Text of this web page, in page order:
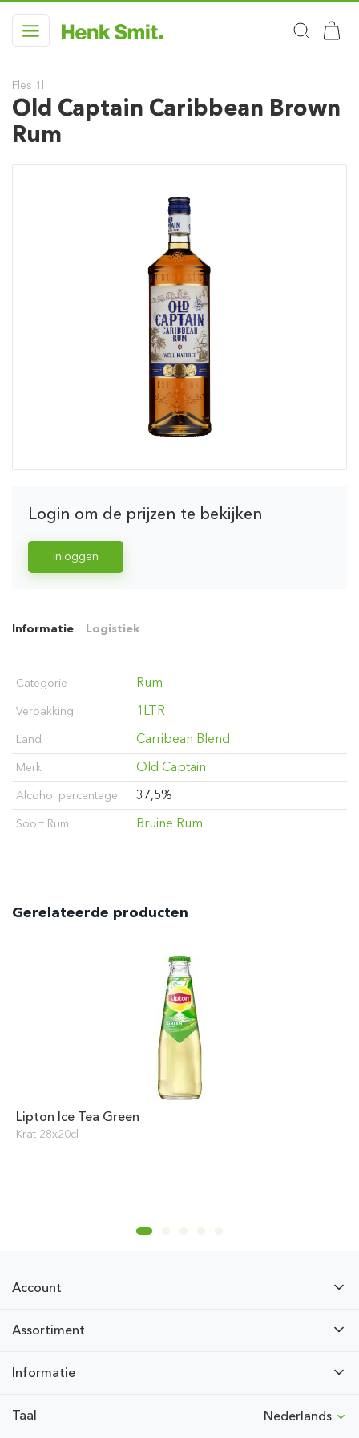
Fles 1l
Old Captain Caribbean Brown
Rum
Login om de prijzen te bekijken
Inloggen
Informatie Logistiek
Categorie Rum
Verpakking 1LTR
Land Carribean Blend
Merk Old Captain
Alcohol percentage 37,5%
Soort Rum Bruine Rum
Gerelateerde producten
Lipton Ice Tea Green
Krat 28x20cl
Account
Assortiment
Informatie
Taal Nederlands